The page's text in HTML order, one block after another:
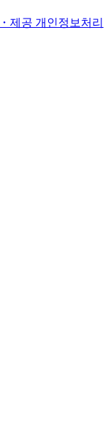
제공 개인정보처리